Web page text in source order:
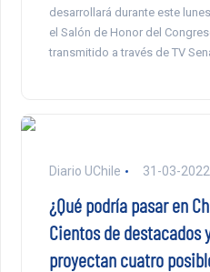
desarrollará durante este
el Salón de Honor del
transmitido a través de TV
Diario UChile 31-03-2022
¿Qué podría pasar en
Cientos de destacados
proyectan cuatro